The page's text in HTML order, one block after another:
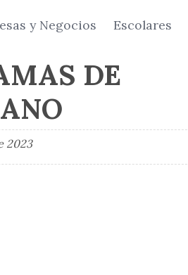
y Negocios Escolares
DE
2023